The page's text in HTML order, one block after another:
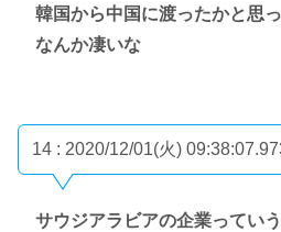
韓国から中国に渡ったかと思
なんか凄いな
14 : 2020/12/01(火)
サウジアラビアの企業ってい